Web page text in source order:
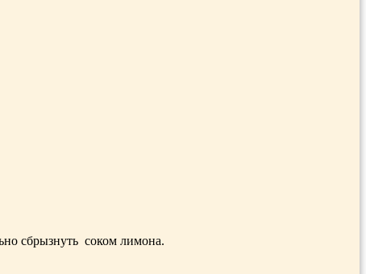
сбрызнуть соком лимона.